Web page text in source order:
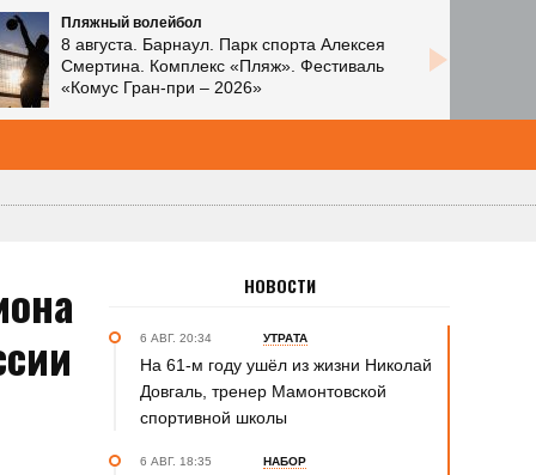
Пляжный волейбол
8 августа. Барнаул. Парк спорта Алексея
Смертина. Комплекс «Пляж». Фестиваль
«Комус Гран-при – 2026»
НОВОСТИ
6 АВГ. 20:34 УТРАТА
На 61-м году ушёл из жизни Николай
Довгаль, тренер Мамонтовской
спортивной школы
6 АВГ. 18:35 НАБОР